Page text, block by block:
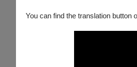
You can find the translation button